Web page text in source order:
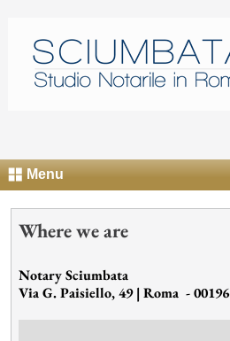
Menu
Where we are
Notary Sciumbata
Via G. Paisiello, 49 | Roma - 00196